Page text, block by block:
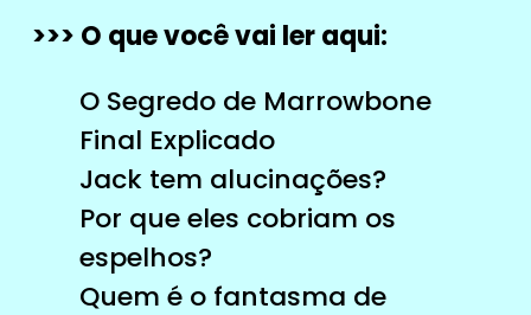
>>> O que você vai ler aqui:
O Segredo de Marrowbone
Final Explicado
Jack tem alucinações?
Por que eles cobriam os
espelhos?
Quem é o fantasma de